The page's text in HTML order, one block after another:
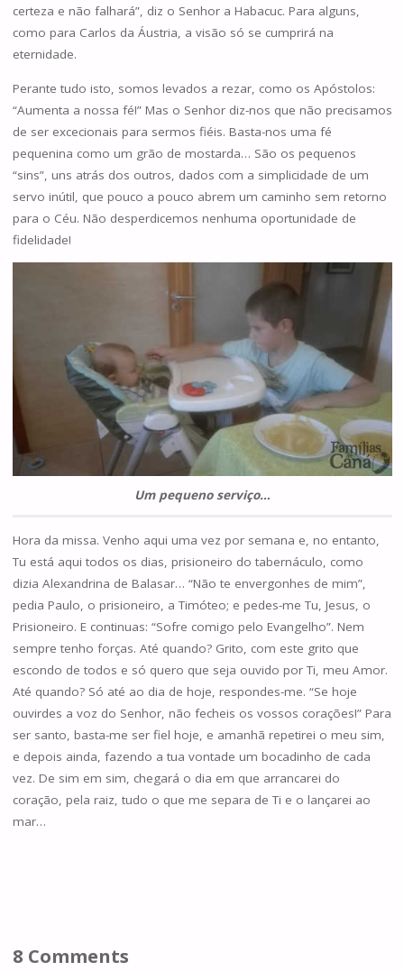
certeza e não falhará”, diz o Senhor a Habacuc. Para alguns,
como para Carlos da Áustria, a visão só se cumprirá na
eternidade.
Perante tudo isto, somos levados a rezar, como os Apóstolos:
“Aumenta a nossa fé!” Mas o Senhor diz-nos que não precisamos
de ser excecionais para sermos fiéis. Basta-nos uma fé
pequenina como um grão de mostarda… São os pequenos
“sins”, uns atrás dos outros, dados com a simplicidade de um
servo inútil, que pouco a pouco abrem um caminho sem retorno
para o Céu. Não desperdicemos nenhuma oportunidade de
fidelidade!
Um pequeno serviço…
Hora da missa. Venho aqui uma vez por semana e, no entanto,
Tu está aqui todos os dias, prisioneiro do tabernáculo, como
dizia Alexandrina de Balasar… “Não te envergonhes de mim”,
pedia Paulo, o prisioneiro, a Timóteo; e pedes-me Tu, Jesus, o
Prisioneiro. E continuas: “Sofre comigo pelo Evangelho”. Nem
sempre tenho forças. Até quando? Grito, com este grito que
escondo de todos e só quero que seja ouvido por Ti, meu Amor.
Até quando? Só até ao dia de hoje, respondes-me. “Se hoje
ouvirdes a voz do Senhor, não fecheis os vossos corações!” Para
ser santo, basta-me ser fiel hoje, e amanhã repetirei o meu sim,
e depois ainda, fazendo a tua vontade um bocadinho de cada
vez. De sim em sim, chegará o dia em que arrancarei do
coração, pela raiz, tudo o que me separa de Ti e o lançarei ao
mar…
8 Comments